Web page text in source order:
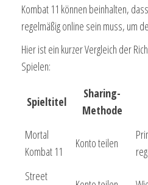
Kombat 11 können beinhalten,
regelmäßig online sein muss, um
Hier ist ein kurzer Vergleich der
Spielen:
Spieltitel
Sharing-
Methode
Mortal
Kombat 11
Konto teilen
Street